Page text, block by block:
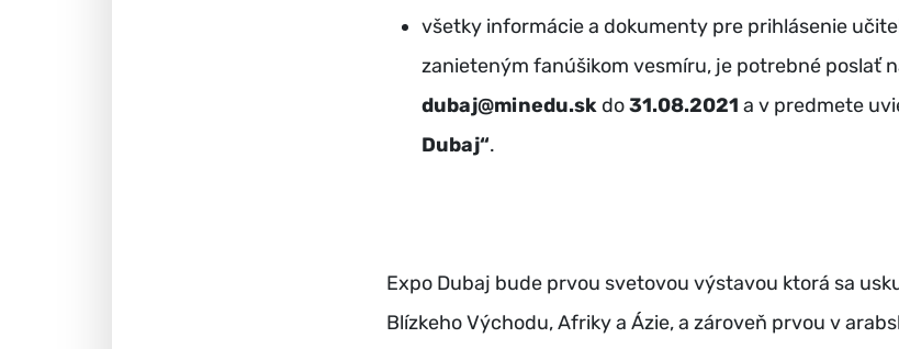
všetky informácie a dokumenty pre prihlásenie
zanieteným fanúšikom vesmíru, je potrebné poslať
dubaj@minedu.sk do31.08.2021 a v predmete
Dubaj“.
Expo Dubaj bude prvou svetovou výstavou ktorá sa
Blízkeho Východu, Afriky a Ázie, a zároveň prvou v